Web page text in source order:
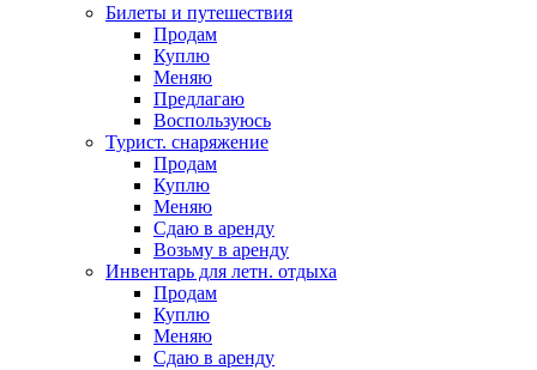
Билеты и путешествия
Продам
Куплю
Меняю
Предлагаю
Воспользуюсь
Турист. снаряжение
Продам
Куплю
Меняю
Сдаю в аренду
Возьму в аренду
Инвентарь для летн. отдыха
Продам
Куплю
Меняю
Сдаю в аренду